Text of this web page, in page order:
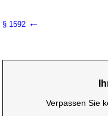
§ 1592 ←
Verpassen Sie